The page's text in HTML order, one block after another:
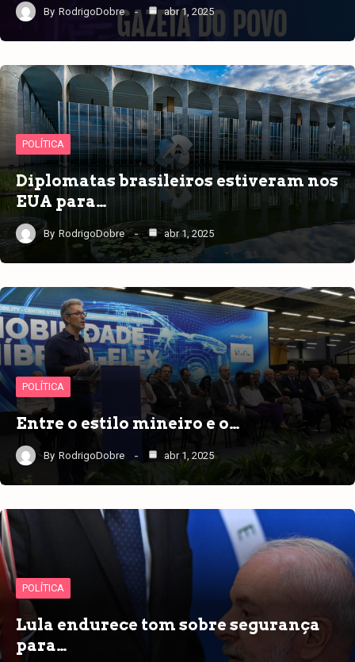
By RodrigoDobre abr 1, 2025
POLÍTICA
Diplomatas brasileiros estiveram nos
EUA para…
By RodrigoDobre abr 1, 2025
POLÍTICA
Entre o estilo mineiro e o…
By RodrigoDobre abr 1, 2025
POLÍTICA
Lula endurece tom sobre segurança
para…